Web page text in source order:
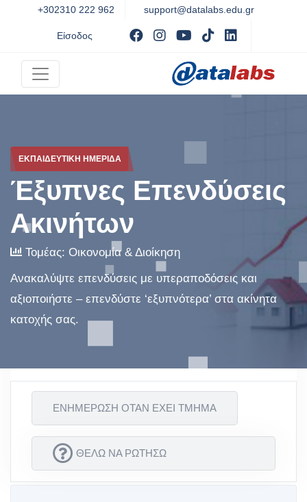
+302310 222 962 support@datalabs.edu.gr
Είσοδος Visit facebook
Visit instagram
Visit youtube
Visit tiktok
ΕΚΠΑΙΔΕΥΤΙΚΗ ΗΜΕΡΙΔΑ
Έξυπνες Επενδύσεις
Ακινήτων
Τομέας: Οικονομία & Διοίκηση
Ανακαλύψτε επενδύσεις με υπεραποδόσεις και
αξιοποιήστε – επενδύστε ‘εξυπνότερα’ στα ακίνητα
κατοχής σας.
ΕΝΗΜΕΡΩΣΗ ΟΤΑΝ ΕΧΕΙ ΤΜΗΜΑ
ΘΕΛΩ ΝΑ ΡΩΤΗΣΩ